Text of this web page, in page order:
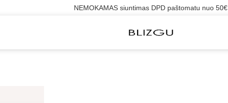
NEMOKAMAS siuntimas DPD paštomatu nuo 50€